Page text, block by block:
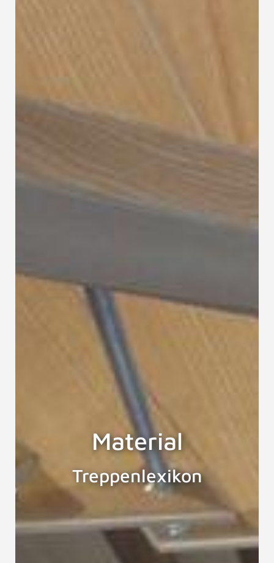
Material
Treppenlexikon